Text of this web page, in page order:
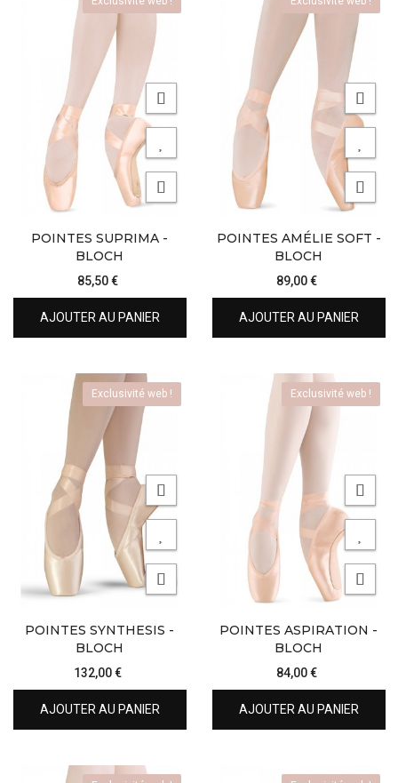
POINTES SUPRIMA -
BLOCH
85,50 €
AJOUTER AU PANIER
POINTES AMÉLIE SOFT -
BLOCH
89,00 €
AJOUTER AU PANIER
Exclusivité web !
POINTES SYNTHESIS -
BLOCH
132,00 €
AJOUTER AU PANIER
Exclusivité web !
POINTES ASPIRATION -
BLOCH
84,00 €
AJOUTER AU PANIER